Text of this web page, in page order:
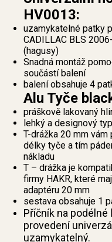
HV0013:
uzamykatelné patky
CADILLAC BLS
(hagusy)
Snadná montáž
součástí balení
balení obsahuje 4
Alu Tyče
práškově lakovaný
lehký a designový
T-drážka 20 mm
délky tyče a tím
nákladu
T – drážka je
firmy HAKR, které
adaptéru 20 mm
sestava obsahuje 1
Příčník na
provedení
uzamykatelný.